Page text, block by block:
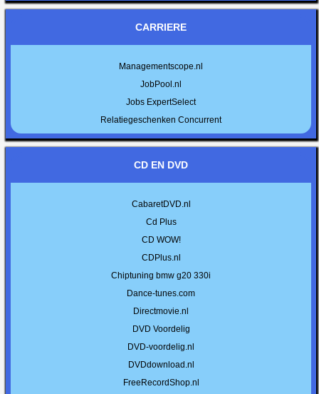
CARRIERE
Managementscope.nl
JobPool.nl
Jobs ExpertSelect
Relatiegeschenken Concurrent
CD EN DVD
CabaretDVD.nl
Cd Plus
CD WOW!
CDPlus.nl
Chiptuning bmw g20 330i
Dance-tunes.com
Directmovie.nl
DVD Voordelig
DVD-voordelig.nl
DVDdownload.nl
FreeRecordShop.nl